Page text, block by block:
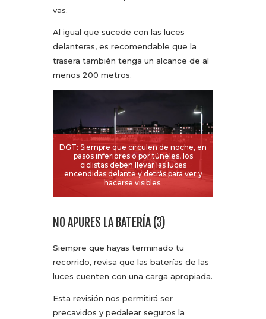
vas.
Al igual que sucede con las luces
delanteras, es recomendable que la
trasera también tenga un alcance de al
menos 200 metros.
DGT: Siempre que circulen de noche, en
pasos inferiores o por túneles, los
ciclistas deben llevar las luces
encendidas delante y detrás para ver y
hacerse visibles.
NO APURES LA BATERÍA (3)
Siempre que hayas terminado tu
recorrido, revisa que las baterías de las
luces cuenten con una carga apropiada.
Esta revisión nos permitirá ser
precavidos y pedalear seguros la